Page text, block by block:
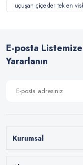
uçuşan çiçekler tek en
E-posta
Yararlanın
Kurumsal